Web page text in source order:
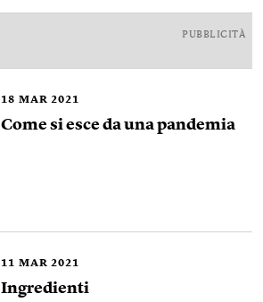
PUBBLICITÀ
18 MAR 2021
Come si esce da una pandemia
11 MAR 2021
Ingredienti